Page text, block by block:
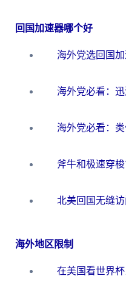
回国加速器哪个好
海外地区限制